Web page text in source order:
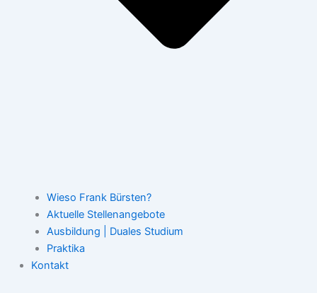
Wieso Frank Bürsten?
Aktuelle Stellenangebote
Ausbildung | Duales Studium
Praktika
Kontakt